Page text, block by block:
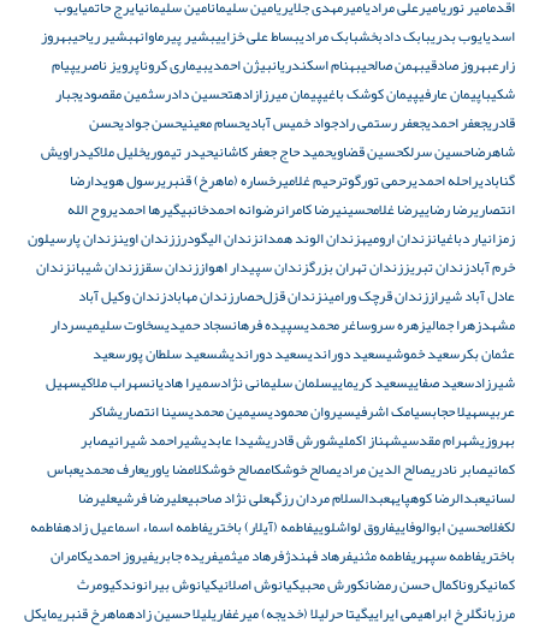
اقدمامیر نوریامیرعلی مرادیامیرمهدی جلایریامین سلیمانامین سلیمانیایرج حاتمیایوب
اسدیایوب بدریبابک دادبخشبابک مرادیبساط علی خزاییبشیر پیرماوانهبشیر ریاحیبهروز
زارعبهروز صادقیبهمن صالحیبهنام اسکندریانبیژن احمدیبیماری کروناپرویز ناصریپیام
شکیباپیمان عارفیپیمان کوشک باغیپیمان میرزازادهتحسین دادرسثمین مقصودیجبار
قادریجعفر احمدیجعفر رستمی رادجواد خمیس آبادیحسام معینیحسن جوادیحسن
شاهرضاحسین سرلکحسین قضاویحمید حاج جعفر کاشانیحیدر تیموریخلیل ملاکیدراویش
گنابادیراحله احمدیرحمی تورگوترحیم غلامیرخساره (ماهرخ) قنبریرسول هویدارضا
انتصاریرضا رضاییرضا غلامحسینیرضا کامرانرضوانه احمدخانبیگیرها احمدیروح الله
زمزانیار دباغیانزندان ارومیهزندان الوند همدانزندان الیگودرززندان اوینزندان پارسیلون
خرم آبادزندان تبریززندان تهران بزرگزندان سپیدار اهواززندان سقززندان شیبانزندان
عادل آباد شیراززندان قرچک ورامینزندان قزل‌حصارزندان مهابادزندان وکیل آباد
مشهدزهرا جمالیزهره سروساغر محمدیسپیده فرهانسجاد حمیدیسخاوت سلیمیسردار
عثمان بکرسعید خموشیسعید دوراندیسعید دوراندیشسعید سلطان پورسعید
شیرزادسعید صفاییسعید کریماییسلمان سلیمانی نژادسمیرا هادیانسهراب ملاکیسهیل
عربیسهیلا حجابسیامک اشرفیسیروان محمودیسیمین محمدیسینا انتصاریشاکر
بهروزیشهرام مقدسیشهناز اکملیشورش قادریشیدا عابدیشیراحمد شیرانیصابر
کمانیصابر نادریصالح الدین مرادیصالح خوشکامصالح خوشکلامضا یاوریعارف محمدیعباس
لسانیعبدالرضا کوهپایهعبدالسلام مردان رزگهعلی نژاد صاحبیعلیرضا فرشیعلیرضا
لکغلامحسین ابوالوفاییفاروق لواشلوییفاطمه (آیلار) باختریفاطمه اسماء اسماعیل زادهفاطمه
باختریفاطمه سپهریفاطمه مثنیفرهاد فهندژفرهاد میثمیفریده جابریفیروز احمدیکامران
کمانیکروناکمال حسن رمضانکورش محبیکیانوش اصلانیکیانوش بیرانوندکیومرث
مرزبانگلرخ ابراهیمی ایراییگیتا حرلیلا (خدیجه) میرغفاریلیلا حسین زادهماهرخ قنبریمایکل